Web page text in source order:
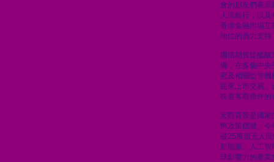
會的朋友們表示
人民銀行，以
香港金融市場互
地位的鼎力支持
國債期貨從醞
備，在多個中央
府及相關監管
迎來上市交易。
映着客觀條件的
宏觀背景是國
幣政策穩健。今
破25萬億元人
新能源、人工
球影響力的產業